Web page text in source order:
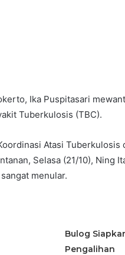
Ika Puspitasari
Tuberkulosis (TBC).
Atasi Tuberkulosis
Selasa (21/10), Ning
menular.
Bulog
Pengalihan